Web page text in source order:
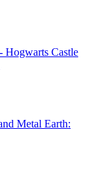
Metal Earth: